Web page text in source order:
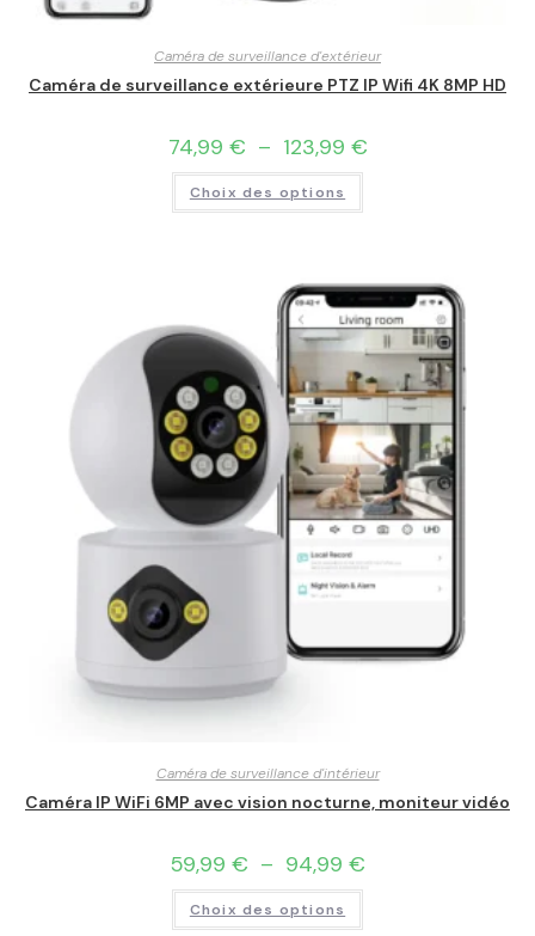
Caméra de surveillance d'extérieur
Caméra de surveillance extérieure PTZ IP Wifi 4K 8MP HD
74,99 € – 123,99 €
Choix des options
Caméra de surveillance d'intérieur
Caméra IP WiFi 6MP avec vision nocturne, moniteur vidéo
59,99 € – 94,99 €
Choix des options